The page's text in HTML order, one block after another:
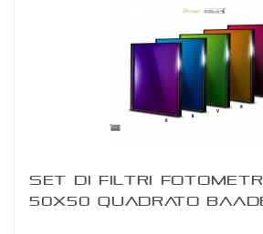
SET DI FILTRI
50X50 QUADRATO